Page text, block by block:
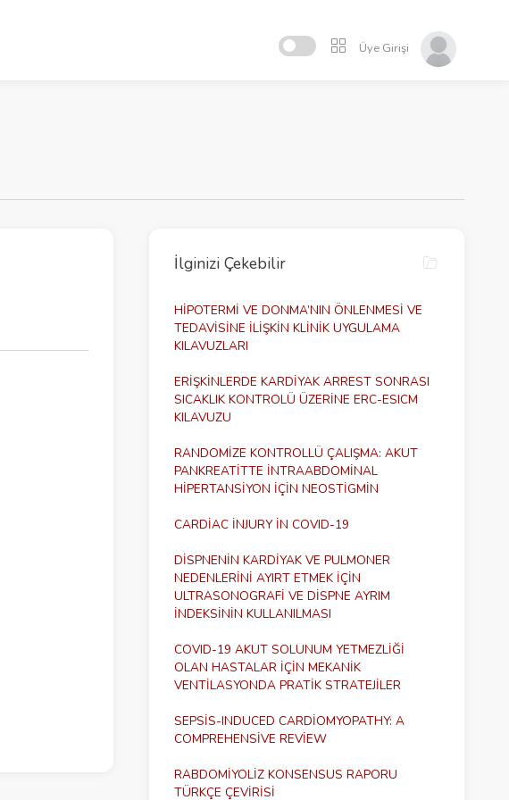
Üye Girişi
İlginizi Çekebilir
HIPOTERMI VE DONMA’NIN ÖNLENMESI VE
TEDAVISINE İLIŞKIN KLINIK UYGULAMA
KILAVUZLARI
ERIŞKINLERDE KARDIYAK ARREST SONRASI
SICAKLIK KONTROLÜ ÜZERINE ERC-ESICM
KILAVUZU
RANDOMIZE KONTROLLÜ ÇALIŞMA: AKUT
PANKREATITTE INTRAABDOMINAL
HIPERTANSIYON IÇIN NEOSTIGMIN
CARDIAC INJURY IN COVID-19
DISPNENIN KARDIYAK VE PULMONER
NEDENLERINI AYIRT ETMEK İÇIN
ULTRASONOGRAFI VE DISPNE AYRIM
İNDEKSININ KULLANILMASI
COVID-19 AKUT SOLUNUM YETMEZLIĞI
OLAN HASTALAR İÇIN MEKANIK
VENTILASYONDA PRATIK STRATEJILER
SEPSIS-INDUCED CARDIOMYOPATHY: A
COMPREHENSIVE REVIEW
RABDOMIYOLIZ KONSENSUS RAPORU
TÜRKÇE ÇEVIRISI